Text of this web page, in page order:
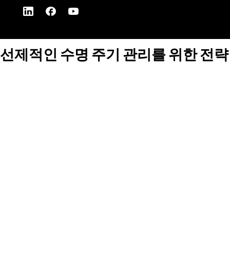
선제적인 수명 주기 관리를 위한 전략